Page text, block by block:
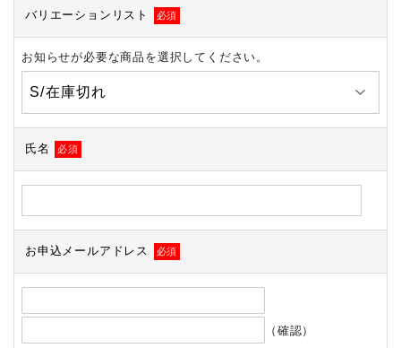
バリエーションリスト 必須
お知らせが必要な商品を選択してください。
氏名 必須
お申込メールアドレス 必須
（確認）